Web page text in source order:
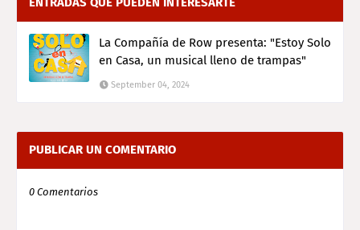
La Compañía de Row presenta: "Estoy Solo
en Casa, un musical lleno de trampas"
September 04, 2024
PUBLICAR UN COMENTARIO
0 Comentarios